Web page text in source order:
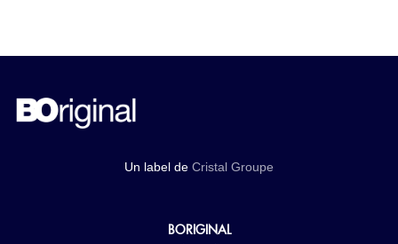
Un label de Cristal Groupe
BORIGINAL